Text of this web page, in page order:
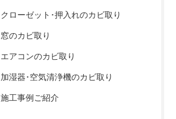
クローゼット･押入れのカビ取り
窓のカビ取り
エアコンのカビ取り
加湿器･空気清浄機のカビ取り
施工事例ご紹介